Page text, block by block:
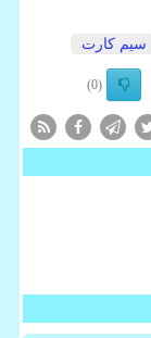
سیم­ كارت
(0)